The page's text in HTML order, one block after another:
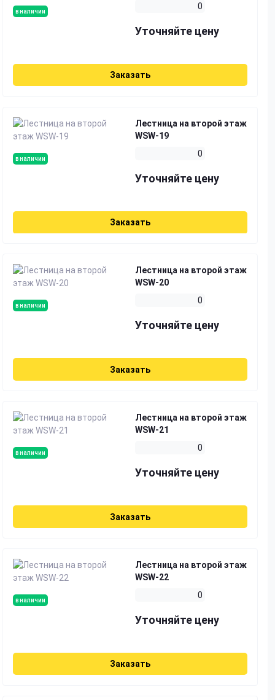
в наличии
0
Уточняйте цену
Заказать
в наличии
Лестница на второй этаж
WSW-19
0
Уточняйте цену
Заказать
в наличии
Лестница на второй этаж
WSW-20
0
Уточняйте цену
Заказать
в наличии
Лестница на второй этаж
WSW-21
0
Уточняйте цену
Заказать
в наличии
Лестница на второй этаж
WSW-22
0
Уточняйте цену
Заказать